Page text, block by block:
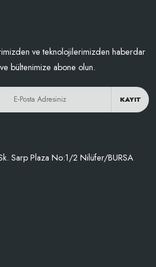
ve teknolojilerimizden haberdar
bültenimize abone olun.
KAYIT
Sarp Plaza No:1/2 Nilüfer/BURSA